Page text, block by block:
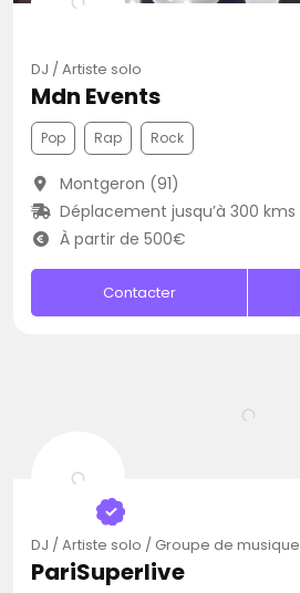
DJ / Artiste solo
Mdn Events
Pop Rap Rock
Montgeron (91)
Déplacement jusqu’à 300 kms
À partir de 500€
Contacter
DJ / Artiste solo / Groupe de musique
PariSuperlive